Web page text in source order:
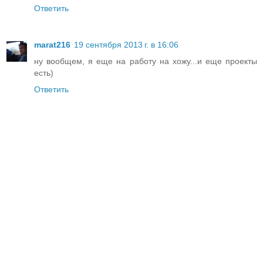
Ответить
marat216 19 сентября 2013 г. в 16:06
ну вообщем, я еще на работу на хожу...и еще проекты
есть)
Ответить